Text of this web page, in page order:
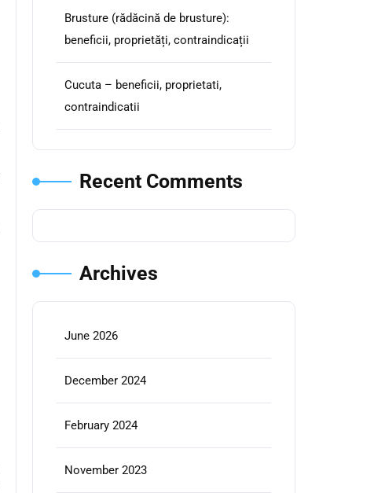
Brusture (rădăcină de brusture):
beneficii, proprietăți, contraindicații
Cucuta – beneficii, proprietati,
contraindicatii
Recent Comments
Archives
June 2026
December 2024
February 2024
November 2023